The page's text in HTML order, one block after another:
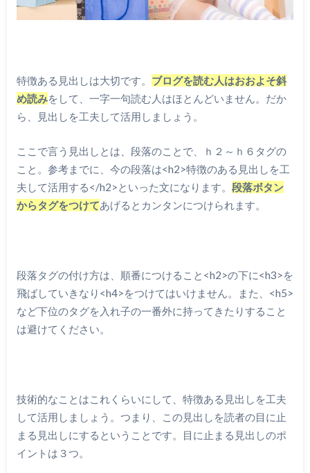
特徴ある見出しは大切です。 ブログを読む人はおおよそ斜
め読みをして、一字一句読む人はほとんどいません。だか
ら、見出しを工夫して活用しましょう。
ここで言う見出しとは、段落のことで、ｈ２～ｈ６タグの
こと。参考までに、今の段落は<h2>特徴のある見出しを工
夫して活用する</h2>といった文になります。 段落ボタン
からタグをつけてあげるとカンタンにつけられます。
段落タグの付け方は、順番につけること<h2>の下に<h3>を
飛ばしていきなり<h4>をつけてはいけません。また、<h5>
など下位のタグを入れ子の一番外に持ってきたりすること
は避けてください。
技術的なことはこれくらいにして、特徴ある見出しを工夫
して活用しましょう。つまり、この見出しを読者の目に止
まる見出しにするということです。目に止まる見出しのポ
イントは３つ。